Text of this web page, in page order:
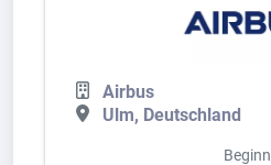
Airbus
Ulm, Deutschland
Beginn